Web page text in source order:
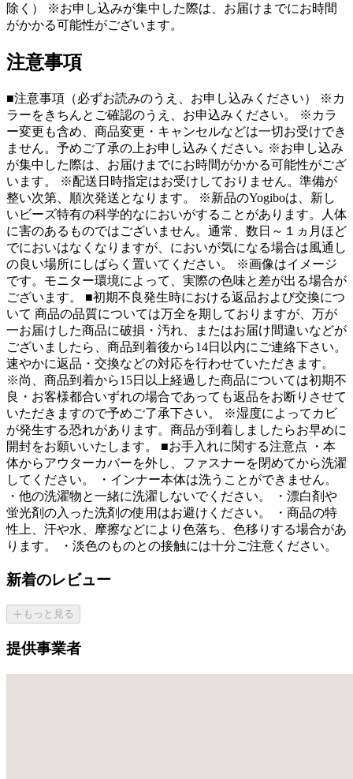
除く） ※お申し込みが集中した際は、お届けまでにお時間
がかかる可能性がございます。
注意事項
■注意事項（必ずお読みのうえ、お申し込みください） ※カ
ラーをきちんとご確認のうえ、お申込みください。 ※カラ
ー変更も含め、商品変更・キャンセルなどは一切お受けでき
ません。予めご了承の上お申し込みください｡ ※お申し込み
が集中した際は、お届けまでにお時間がかかる可能性がござ
います。 ※配送日時指定はお受けしておりません。準備が
整い次第、順次発送となります。 ※新品のYogiboは、新し
いビーズ特有の科学的なにおいがすることがあります。人体
に害のあるものではございません。通常、数日～１ヵ月ほど
でにおいはなくなりますが、においが気になる場合は風通し
の良い場所にしばらく置いてください。 ※画像はイメージ
です。モニター環境によって、実際の色味と差が出る場合が
ございます。 ■初期不良発生時における返品および交換につ
いて 商品の品質については万全を期しておりますが、万が
一お届けした商品に破損・汚れ、またはお届け間違いなどが
ございましたら、商品到着後から14日以内にご連絡下さい。
速やかに返品・交換などの対応を行わせていただきます。
※尚、商品到着から15日以上経過した商品については初期不
良・お客様都合いずれの場合であっても返品をお断りさせて
いただきますので予めご了承下さい。 ※湿度によってカビ
が発生する恐れがあります。商品が到着しましたらお早めに
開封をお願いいたします。 ■お手入れに関する注意点 ・本
体からアウターカバーを外し、ファスナーを閉めてから洗濯
してください。 ・インナー本体は洗うことができません。
・他の洗濯物と一緒に洗濯しないでください。 ・漂白剤や
蛍光剤の入った洗剤の使用はお避けください。 ・商品の特
性上、汗や水、摩擦などにより色落ち、色移りする場合があ
ります。 ・淡色のものとの接触には十分ご注意ください。
新着のレビュー
もっと見る
提供事業者